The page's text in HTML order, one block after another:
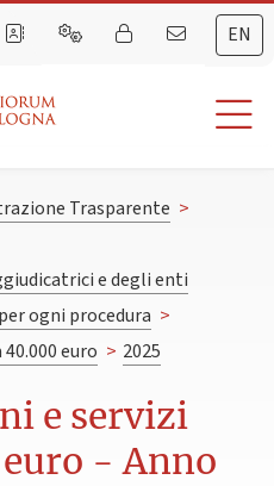
EN
Trasparente >
e degli enti
ogni procedura >
euro > 2025
e servizi
- Anno